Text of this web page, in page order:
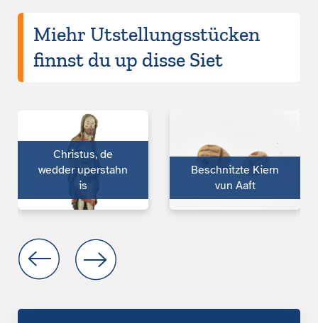
Miehr Utstellungsstücken
finnst du up disse Siet
Christus, de
wedder uperstahn
is
Beschnitzte Kiern
vun Aaft